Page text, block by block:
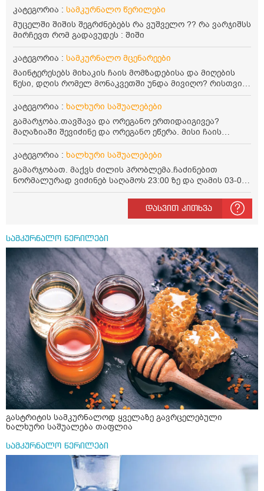
კატეგორია : სამკურნალო წერილები
მუცელში შიშის შეგრძნებებს რა ვუშველო ?? რა ვარჯიშსს
მირჩევთ რომ გადავუდეს : შიში
კატეგორია : სამკურნალო მცენარეები
მაინტერესებს მიხაკის ჩაის მომზადებისა და მიღების
წესი, დღის რომელ მონაკვეთში უნდა მივიღო? რისთვის
არის სასარგებლო და უკუჩვენება თუ აქვს
კატეგორია : ხალხური საშუალებები
გამარჯობა.თავშავა და ორეგანო ერთიდაიგივეა?
მაღაზიაში შევიძინე და ორეგანო ეწერა. მისი ჩაის
დალევის წესი მაინტერესებს.რისთვის არის კარგი?
წავიკითხე რომ: 1 ჭიქა თბილ წყალში ჩავყაროთ 1 ჩაის
კოვზი დაქუცმაცებული და გამხმარი ორეგანო და
გავაჩეროთ 10-15 წუთი, მივიღოთო ჭამიდან 1-2 საათში.
მიზანი: ანტიოქსიდანტური და ანთების საწინააღმდეგო
თვისება. სწორია ეს ინფორმაცია? უკუჩვენება რა აქვს
და ბრონქულ ასთმას თუ შველის ორეგანოს ჩაი?
კატეგორია : ხალხური საშუალებები
გამარჯობათ. მაქვს ძილის პრობლემა.ჩაძინებით
ნორმალურად ვიძინებ საღამოს 23:00 ზე და ღამის 03-00
ან 04:00 საათზე მეღვიძება და მერე ვერ ვიძინებ
ვერაფრით.რამე ხალხური საშუალება თუ არის ამ
დასვით კითხვა
სამკურნალო წერილები
გასტრიტის სამკურნალოდ ყველაზე გავრცელებული
ხალხური საშუალება თაფლია
სამკურნალო წერილები